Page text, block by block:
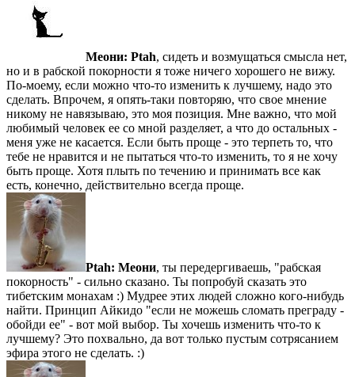
Меони: Ptah, сидеть и возмущаться смысла нет,
но и в рабской покорности я тоже ничего хорошего не вижу.
По-моему, если можно что-то изменить к лучшему, надо это
сделать. Впрочем, я опять-таки повторяю, что свое мнение
никому не навязываю, это моя позиция. Мне важно, что мой
любимый человек ее со мной разделяет, а что до остальных -
меня уже не касается. Если быть проще - это терпеть то, что
тебе не нравится и не пытаться что-то изменить, то я не хочу
быть проще. Хотя плыть по течению и принимать все как
есть, конечно, действительно всегда проще.
Ptah: Меони, ты передергиваешь, "рабская
покорность" - сильно сказано. Ты попробуй сказать это
тибетским монахам :) Мудрее этих людей сложно кого-нибудь
найти. Принцип Айкидо "если не можешь сломать преграду -
обойди ее" - вот мой выбор. Ты хочешь изменить что-то к
лучшему? Это похвально, да вот только пустым сотрясанием
эфира этого не сделать. :)